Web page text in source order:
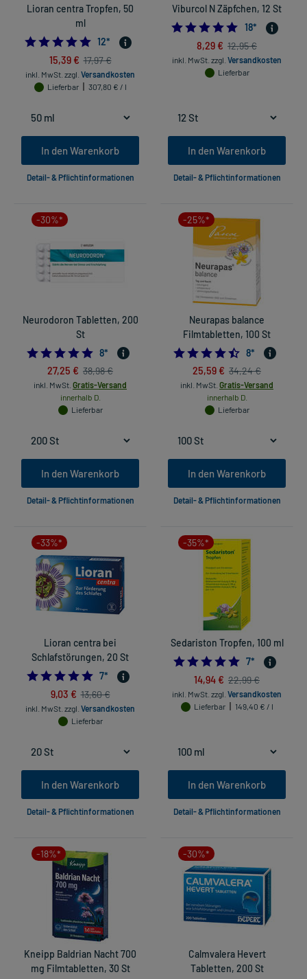
Lioran centra Tropfen, 50
ml
5.0
12*
15,39 € 17,97 €
inkl. MwSt. zzgl. Versandkosten
Lieferbar
307,80 € / l
In den Warenkorb
Detail- & Pflichtinformationen
Viburcol N Zäpfchen, 12 St
18*
8,29 € 12,95 €
inkl. MwSt. zzgl. Versandkosten
Lieferbar
In den Warenkorb
Detail- & Pflichtinformationen
-30%*
Neurodoron Tabletten, 200
St
4.875
8*
27,25 € 38,98 €
inkl. MwSt. Gratis-Versand
innerhalb D.
Lieferbar
In den Warenkorb
Detail- & Pflichtinformationen
-25%*
Neurapas balance
Filmtabletten, 100 St
4.5
8*
25,59 € 34,24 €
inkl. MwSt. Gratis-Versand
innerhalb D.
Lieferbar
In den Warenkorb
Detail- & Pflichtinformationen
-33%*
Lioran centra bei
Schlafstörungen, 20 St
5.0
7*
9,03 € 13,60 €
inkl. MwSt. zzgl. Versandkosten
Lieferbar
In den Warenkorb
Detail- & Pflichtinformationen
-35%*
Sedariston Tropfen, 100 ml
5.0
7*
14,94 € 22,99 €
inkl. MwSt. zzgl. Versandkosten
Lieferbar
149,40 € / l
In den Warenkorb
Detail- & Pflichtinformationen
-18%*
Kneipp Baldrian Nacht 700
mg Filmtabletten, 30 St
-30%*
Calmvalera Hevert
Tabletten, 200 St